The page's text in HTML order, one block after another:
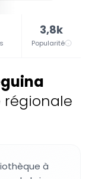
3,8k
Popularité
régionale
à